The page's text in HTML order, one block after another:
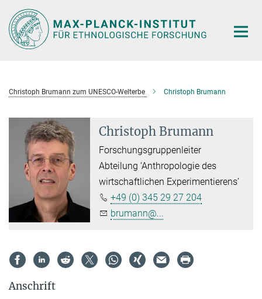
Hauptinhalt
Christoph Brumann zum UNESCO-Welterbe Christoph Brumann
Christoph Brumann
Forschungsgruppenleiter
Abteilung ‘Anthropologie des
wirtschaftlichen Experimentierens’
+49 (0) 345 29 27 204
brumann@...
Anschrift